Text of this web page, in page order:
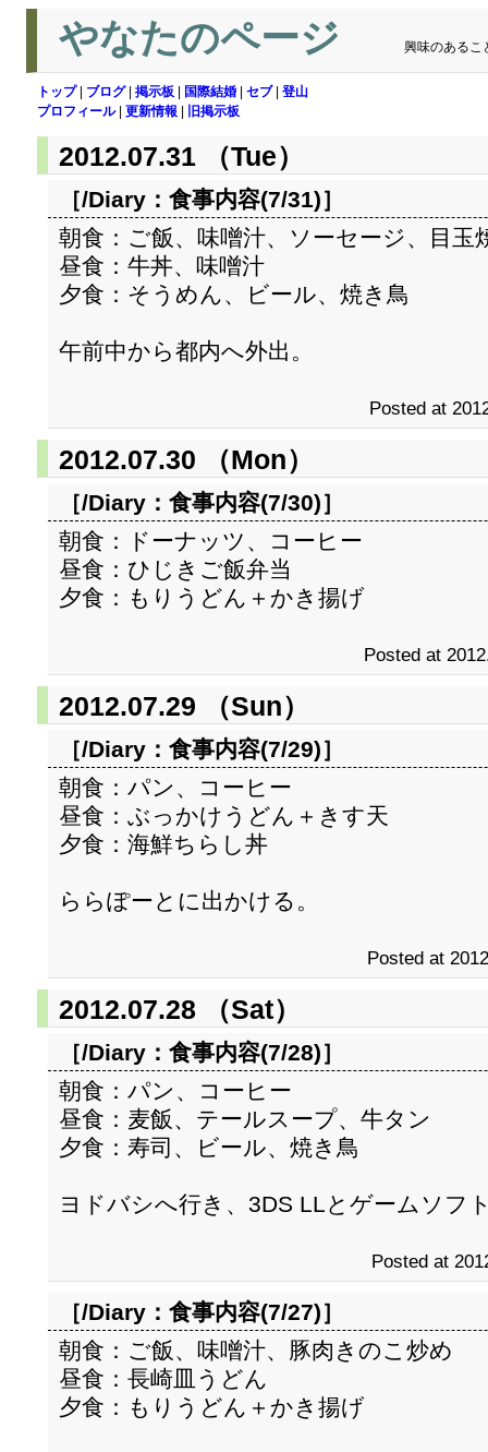
やなたのページ 興味のあるこ
トップ| ブログ| 掲示板 国際結婚 セブ| 登山
プロフィール| 更新情報 旧掲示板
2012.07.31 （Tue）
［/Diary： 食事内容(7/31)］
朝食：ご飯、味噌汁、ソーセージ、目玉
昼食：牛丼、味噌汁
夕食：そうめん、ビール、焼き鳥
午前中から都内へ外出。
Posted at
2012.07.30 （Mon）
［/Diary： 食事内容(7/30)］
朝食：ドーナッツ、コーヒー
昼食：ひじきご飯弁当
夕食：もりうどん＋かき揚げ
Posted at
2012.07.29 （Sun）
［/Diary： 食事内容(7/29)］
朝食：パン、コーヒー
昼食：ぶっかけうどん＋きす天
夕食：海鮮ちらし丼
ららぽーとに出かける。
Posted at
2012.07.28 （Sat）
［/Diary： 食事内容(7/28)］
朝食：パン、コーヒー
昼食：麦飯、テールスープ、牛タン
夕食：寿司、ビール、焼き鳥
ヨドバシへ行き、3DS LLとゲームソフ
Posted at
［/Diary： 食事内容(7/27)］
朝食：ご飯、味噌汁、豚肉きのこ炒め
昼食：長崎皿うどん
夕食：もりうどん＋かき揚げ